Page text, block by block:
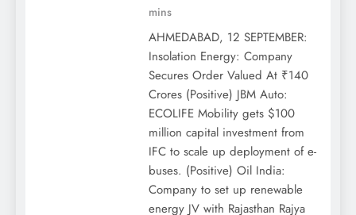
mins
AHMEDABAD, 12 SEPTEMBER:
Insolation Energy: Company
Secures Order Valued At ₹140
Crores (Positive) JBM Auto:
ECOLIFE Mobility gets $100
million capital investment from
IFC to scale up deployment of e-
buses. (Positive) Oil India:
Company to set up renewable
energy JV with Rajasthan Rajya